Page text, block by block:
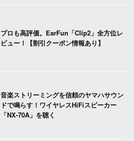
プロも高評価。EarFun「Clip2」全方位レ
ビュー！【割引クーポン情報あり】
音楽ストリーミングを信頼のヤマハサウン
ドで鳴らす！ワイヤレスHiFiスピーカー
「NX-70A」を聴く